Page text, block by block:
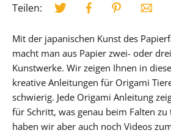
Teilen:
Mit der japanischen Kunst des
macht man aus Papier zwei- oder
Kunstwerke. Wir zeigen Ihnen in
kreative Anleitungen für Origami
schwierig. Jede Origami Anleitung
für Schritt, was genau beim Falten zu
haben wir aber auch noch Videos